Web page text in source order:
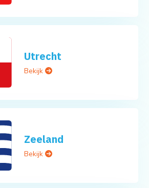
Utrecht
Bekijk
Zeeland
Bekijk